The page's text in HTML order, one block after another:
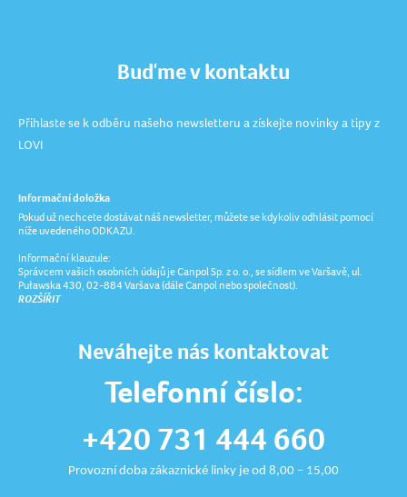
Neváhejte nás kontaktovat
Telefonní číslo:
+420 731 444 660
Provozní doba zákaznické linky je od 8,00 – 15,00
Buďme v kontaktu
Přihlaste se k odběru našeho newsletteru a získejte novinky a tipy z
LOVI
Informační doložka
Pokud už nechcete dostávat náš newsletter, můžete se kdykoliv odhlásit pomocí
níže uvedeného ODKAZU.
Informační klauzule:
Správcem vašich osobních údajů je Canpol Sp. z o. o., se sídlem ve Varšavě, ul.
Puławska 430, 02-884 Varšava (dále Canpol nebo společnost).
ROZŠÍŘIT